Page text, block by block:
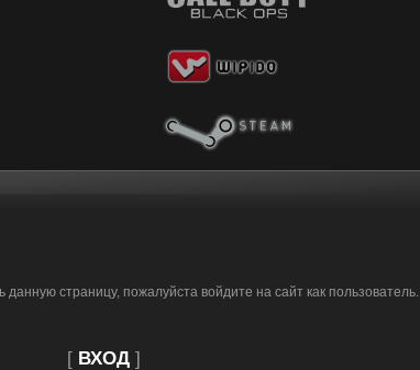
страницу, пожалуйста войдите на сайт как пользователь.
[ ВХОД]